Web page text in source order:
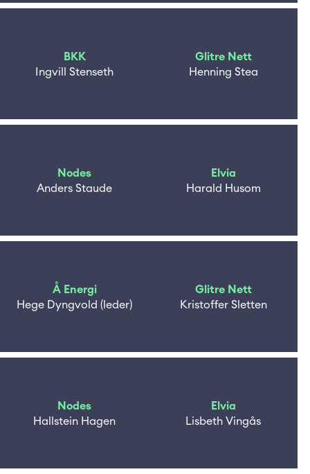
BKK
Ingvill Stenseth
Glitre Nett
Henning Stea
Nodes
Anders Staude
Elvia
Harald Husom
Å Energi
Hege Dyngvold (leder)
Glitre Nett
Kristoffer Sletten
Nodes
Hallstein Hagen
Elvia
Lisbeth Vingås